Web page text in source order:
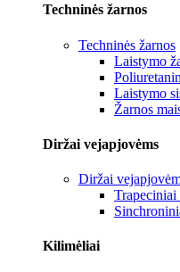
Techninės žarnos
Techninės žarnos
Laistymo
Laistymo
Žarnos
Diržai vejapjovėms
Diržai
Trapeciniai
Kilimėliai